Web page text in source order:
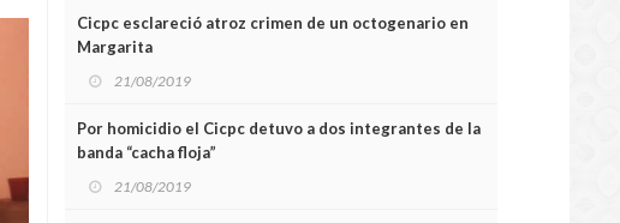
Cicpc esclareció atroz crimen de un octogenario en
Margarita
21/08/2019
Por homicidio el Cicpc detuvo a dos integrantes de la
banda “cacha floja”
21/08/2019